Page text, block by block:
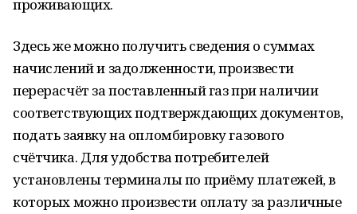
проживающих.
Здесь же можно получить сведения о суммах
начислений и задолженности, произвести
перерасчёт за поставленный газ при наличии
соответствующих подтверждающих документов,
подать заявку на опломбировку газового
счётчика. Для удобства потребителей
установлены терминалы по приёму платежей, в
которых можно произвести оплату за различные